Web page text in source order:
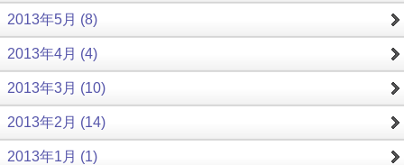
2013年5月 (8)
2013年4月 (4)
2013年3月 (10)
2013年2月 (14)
2013年1月 (1)